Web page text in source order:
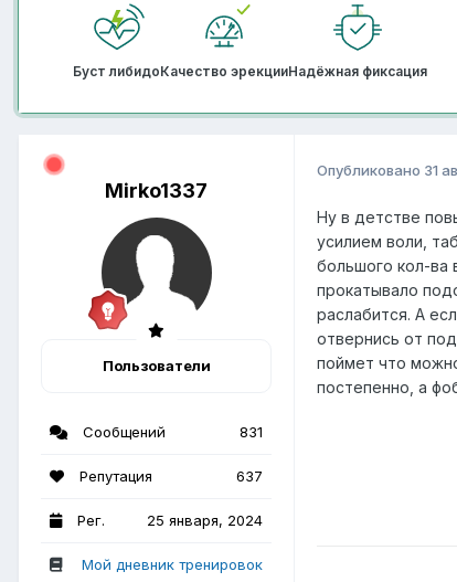
Буст либидоКачество эрекцииНадёжная фиксация
Mirko1337
Пользователи
Сообщений 831
Репутация 637
Рег. 25 января, 2024
Мой дневник тренировок
Опубликовано 31
Ну в детстве
усилием воли,
большого кол-ва
прокатывало
раслабится. А
отвернись от
поймет что
постепенно, а